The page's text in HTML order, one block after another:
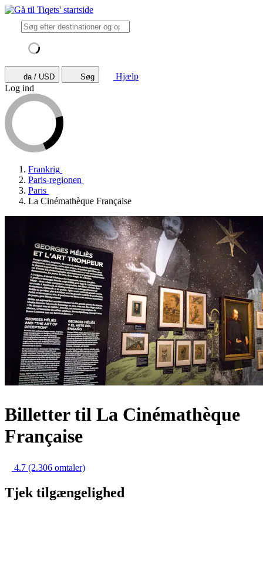
da / USD Søg
Hjælp
Log ind
Frankrig
Paris-regionen
Paris
La Cinémathèque Française
Billetter til La Cinémathèque
Française
4.7 (2.306 omtaler)
Tjek tilgængelighed